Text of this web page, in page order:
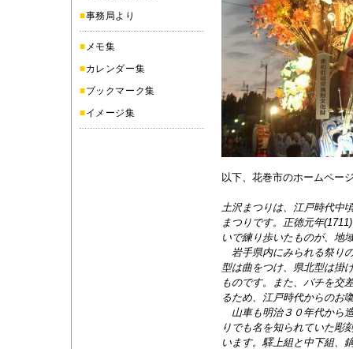
■事務局より
■ メモ集
■カレンダー集
■ブックマーク集
■イメージ集
以下、花巻市のホームペー
土沢まつりは、江戸時代中
まつりです。正徳元年
いで練り歩いたものが、地
岩手県内にみられる祭り
型は曲をつけ、県北型は掛
ものです。また、バチを交
るため、江戸時代からのお
山車も明治３０年代から
りでも名を知られていた彫
います。驛上組と中下組、